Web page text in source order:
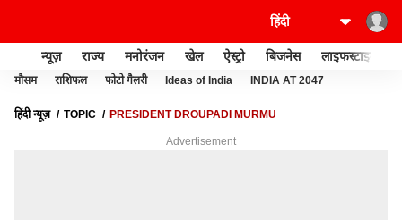
न्यूज़ राज्य मनोरंजन खेल ऐस्ट्रो बिजनेस लाइफस्टाइल
मौसम राशिफल फोटो गैलरी Ideas of India INDIA AT 2047
हिंदी न्यूज़ TOPIC PRESIDENT DROUPADI MURMU
Advertisement